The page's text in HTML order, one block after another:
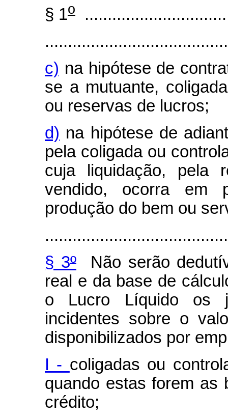
§ 1o
c) na hipótese de
se a mutuante,
ou reservas de lucros;
d) na hipótese de
pela coligada ou
cuja liquidação, pela
vendido, ocorra em
produção do bem ou
§ 3ºNão serão
real e da base de
o Lucro Líquido os
incidentes sobre o
disponibilizados por
I - coligadas ou
quando estas forem as
crédito;